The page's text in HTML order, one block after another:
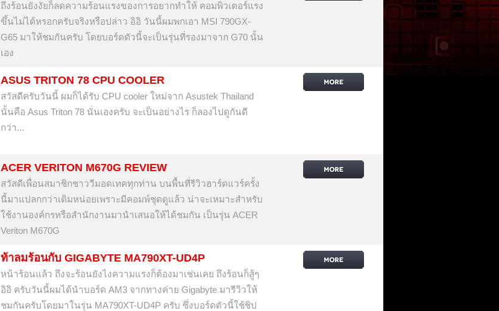
ถึงร้อนยังงัยก็ลดความร้อนแรงของการอยากทำให้ คอมพิวเตอร์แรง
ขึ้นไม่ได้หรอกครับจริงหรือปล่าว อิอิ วันนี้ผมพกเอา MSI 790GX-
G65 มาให้ชมกันครับ โดยบอร์ดตัวนี้จะเป็นรุ่นที่รองมาจาก G70 นั้น
เอง
ASUS TRITON 78 CPU COOLER
สวัสดีครับวันนี้ ผมก็ได้รับ CPU cooler ใหม่จาก Asustek Thailand
นั้นคือ Asus Triton 78 นั่นเองครับ จะเป็นอย่างไร ก็ลองไปดูกันดี
กว่า...
ACER VERITON M670G REVIEW
สวัสดีเพื่อนสมาชิกชาววีมอดเทคทุกท่าน บนพื้นที่รีวิวฮาร์ดแวร์ครั้ง
นี้มาแปลกกว่าเดิมหน่อยเพราะมีคอมพ์ชุดดูแล้ว น่าจะเหมาะสำหรับ
ใช้งานองค์กรหรือสำนักงานมานำเสนอให้ได้ชมกัน เป็นรุ่น ACER
Veriton M670G
ท้าลมร้อนกับ GIGABYTE MA790XT-UD4P
หน้าร้อนแล้ว ถึงจะร้อนยังไงความแรงก็ต้องมาเช่นเคย ถึงร้อนก็สู้ๆ
อิอิ ครับวันนี้ผมได้นำบอร์ด AM3 จากทางค่าย Gigabyte มารีวิวให้
ชมกันครับโดยมาในรุ่น MA790XT-UD4P ครับ ซึ่งบอร์ดตัวนี้ใช้ชิป